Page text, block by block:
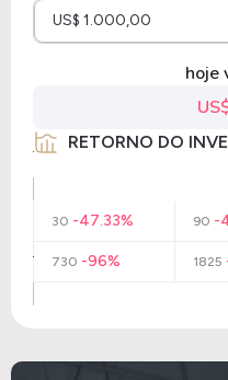
hoje
RETORNO DO
30 -47.33% 90 -
730 -96% 1825